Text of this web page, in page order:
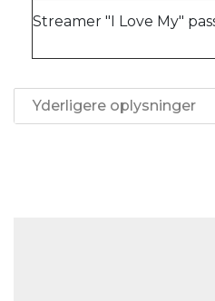
Streamer "I Love My"
Yderligere oplysninger